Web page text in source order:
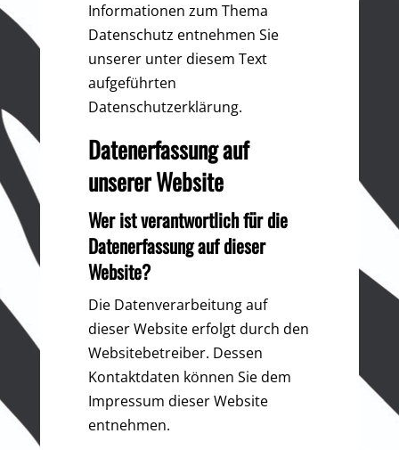
Informationen zum Thema
Datenschutz entnehmen Sie
unserer unter diesem Text
aufgeführten
Datenschutzerklärung.
Datenerfassung auf
unserer Website
Wer ist verantwortlich für die
Datenerfassung auf dieser
Website?
Die Datenverarbeitung auf
dieser Website erfolgt durch den
Websitebetreiber. Dessen
Kontaktdaten können Sie dem
Impressum dieser Website
entnehmen.